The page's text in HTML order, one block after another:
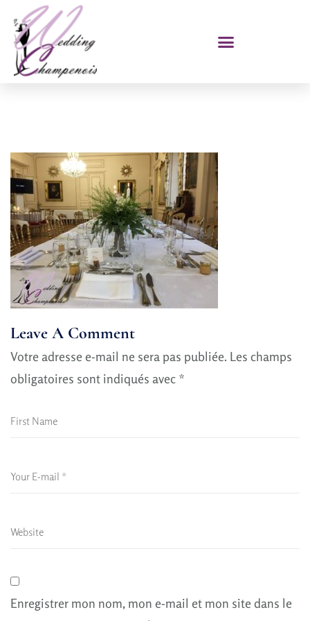
Leave A Comment
Votre adresse e-mail ne sera pas publiée. Les champs
obligatoires sont indiqués avec *
Enregistrer mon nom, mon e-mail et mon site dans le